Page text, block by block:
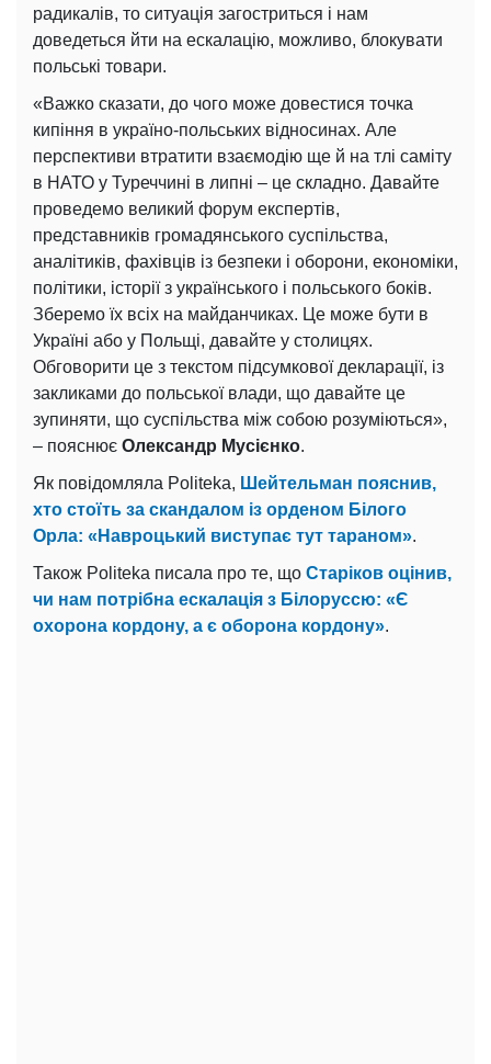
радикалів, то ситуація загостриться і нам
доведеться йти на ескалацію, можливо, блокувати
польські товари.
«Важко сказати, до чого може довестися точка
кипіння в україно-польських відносинах. Але
перспективи втратити взаємодію ще й на тлі саміту
в НАТО у Туреччині в липні – це складно. Давайте
проведемо великий форум експертів,
представників громадянського суспільства,
аналітиків, фахівців із безпеки і оборони, економіки,
політики, історії з українського і польського боків.
Зберемо їх всіх на майданчиках. Це може бути в
Україні або у Польщі, давайте у столицях.
Обговорити це з текстом підсумкової декларації, із
закликами до польської влади, що давайте це
зупиняти, що суспільства між собою розуміються»,
– пояснює Олександр Мусієнко.
Як повідомляла Politeka, Шейтельман пояснив,
хто стоїть за скандалом із орденом Білого
Орла: «Навроцький виступає тут тараном».
Також Politeka писала про те, що Старіков оцінив,
чи нам потрібна ескалація з Білоруссю: «Є
охорона кордону, а є оборона кордону».